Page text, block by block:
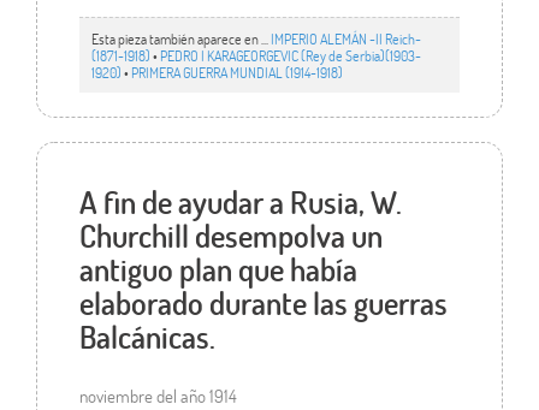
Esta pieza también aparece en ... IMPERIO ALEMÁN -II Reich-
(1871-1918)• PEDRO I KARAGEORGEVIC (Rey de Serbia)(1903-
1920)• PRIMERA GUERRA MUNDIAL (1914-1918)
A fin de ayudar a Rusia, W.
Churchill desempolva un
antiguo plan que había
elaborado durante las guerras
Balcánicas.
noviembre del año 1914